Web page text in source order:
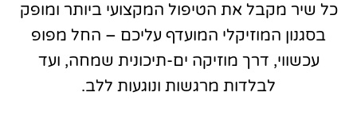
כל שיר מקבל את הטיפול המקצועי ביותר ומופק
בסגנון המוזיקלי המועדף עליכם – החל מפופ
עכשווי, דרך מוזיקה ים-תיכונית שמחה, ועד
לבלדות מרגשות ונוגעות ללב.